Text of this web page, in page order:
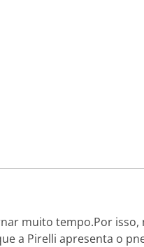
muito tempo.Por
a Pirelli apresenta o